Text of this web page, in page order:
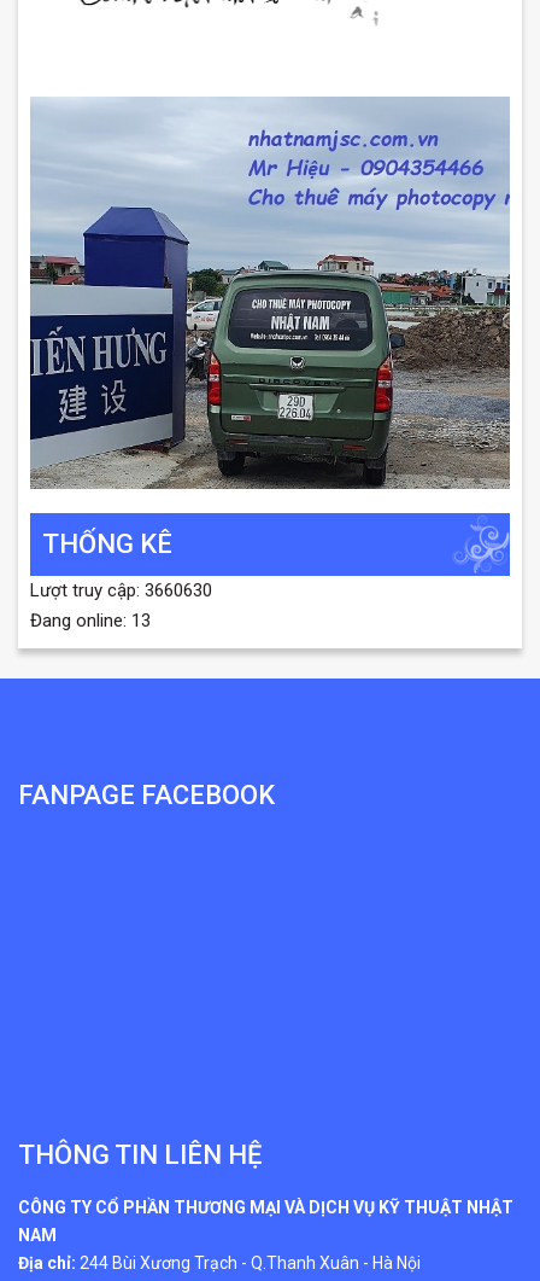
THỐNG KÊ
Lượt truy cập: 3660630
Đang online: 13
FANPAGE FACEBOOK
THÔNG TIN LIÊN HỆ
CÔNG TY CỔ PHẦN THƯƠNG MẠI VÀ DỊCH VỤ KỸ THUẬT NHẬT
NAM
Địa chỉ: 244 Bùi Xương Trạch - Q.Thanh Xuân - Hà Nội